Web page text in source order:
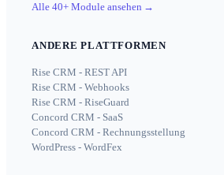
Alle 40+ Module ansehen →
ANDERE PLATTFORMEN
Rise CRM - REST API
Rise CRM - Webhooks
Rise CRM - RiseGuard
Concord CRM - SaaS
Concord CRM - Rechnungsstellung
WordPress - WordFex